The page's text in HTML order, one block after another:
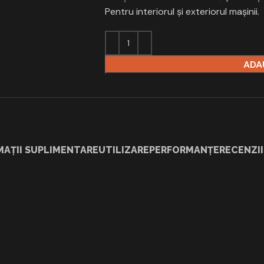
Pentru interiorul şi exteriorul maşinii.
SUPLIMENTAREUTILIZAREPERFORMANȚE